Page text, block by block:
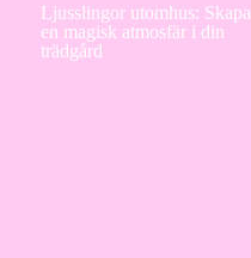
Ljusslingor utomhus: Skapa
en magisk atmosfär i din
trädgård